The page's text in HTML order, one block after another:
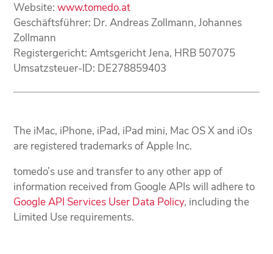
Website:www.tomedo.at
Geschäftsführer: Dr. Andreas Zollmann, Johannes
Zollmann
Registergericht: Amtsgericht Jena, HRB 507075
Umsatzsteuer-ID: DE278859403
The iMac, iPhone, iPad, iPad mini, Mac OS X and iOs
are registered trademarks of Apple Inc.
tomedo’s use and transfer to any other app of
information received from Google APIs will adhere to
Google API Services User Data Policy, including the
Limited Use requirements.